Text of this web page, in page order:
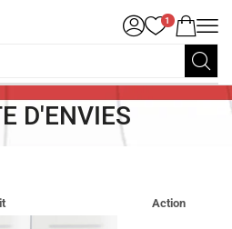
1
D'ENVIES
Action